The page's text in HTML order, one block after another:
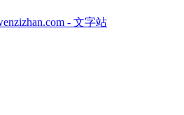
- 文字站